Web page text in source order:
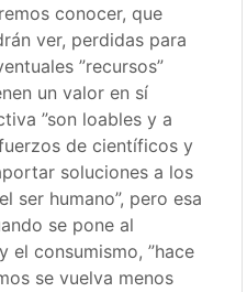
conocer, que
ver, perdidas para
”recursos”
un valor en sí
”son loables y a
de científicos y
soluciones a los
ser humano”, pero esa
se pone al
el consumismo, ”hace
se vuelva menos